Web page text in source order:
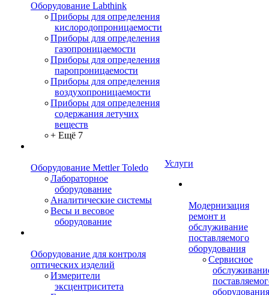
Оборудование Labthink
Приборы для определения
кислородопроницаемости
Приборы для определения
газопроницаемости
Приборы для определения
паропроницаемости
Приборы для определения
воздухопроницаемости
Приборы для определения
содержания летучих
веществ
+ Ещё 7
Оборудование Mettler Toledo
Лабораторное
оборудование
Аналитические системы
Весы и весовое
оборудование
Оборудование для контроля
оптических изделий
Измерители
эксцентриситета
Услуги
Модернизация
ремонт и
обслуживание
поставляемого
оборудования
Сервисное
оборудования